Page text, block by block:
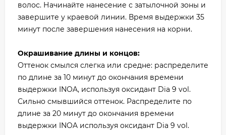
волос. Начинайте нанесение с затылочной зоны и
завершите у краевой линии. Время выдержки 35
минут после завершения нанесения на корни.
Окрашивание длины и концов:
Оттенок смылся слегка или средне: распределите
по длине за 10 минут до окончания времени
выдержки INOA, используя оксидант Dia 9 vol.
Сильно смывшийся оттенок. Распределите по
длине за 20 минут до окончания времени
выдержки INOA используя оксидант Dia 9 vol.